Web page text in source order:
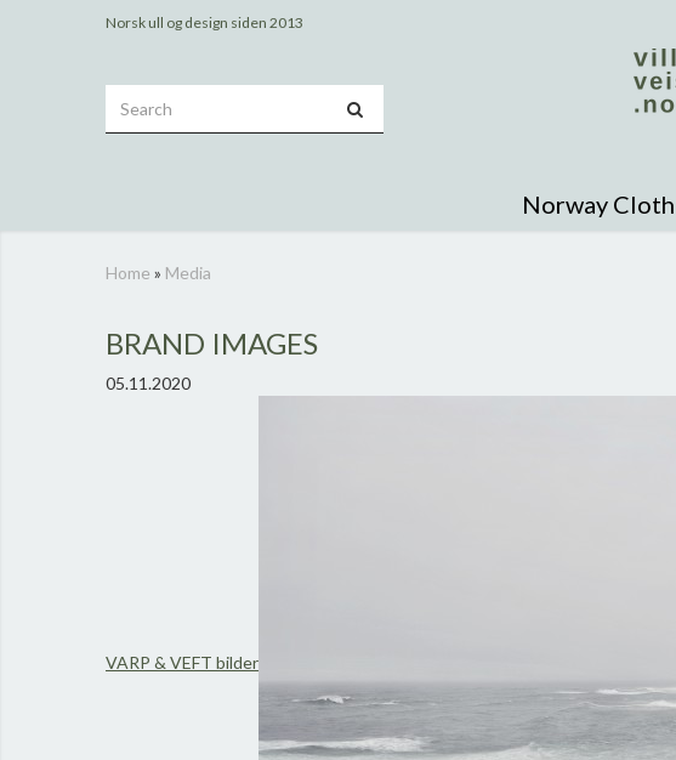
Norsk ull og design siden 2013
Norway Cloth
Home » Media
BRAND IMAGES
05.11.2020
VARP & VEFT bilder